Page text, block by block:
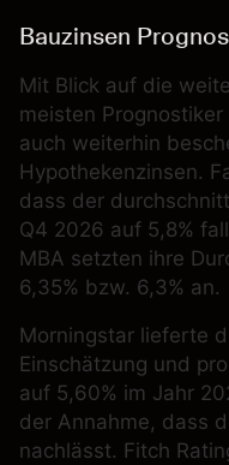
Bauzinsen
Mit Blick auf die
meisten
auch weiterhin
Hypothekenzinsen.
dass der
Q4 2026 auf 5,8%
MBA setzten ihre
6,35% bzw. 6,3% an.
Morningstar lieferte
Einschätzung und
auf 5,60% im Jahr
der Annahme, dass
nachlässt. Fitch